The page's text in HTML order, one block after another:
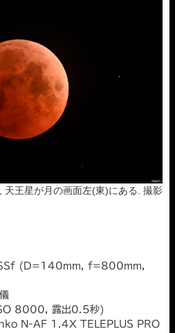
天王星が月の画面左(東)にある. 撮影
(D=140mm, f=800mm,
8000, 露出0.5秒)
N-AF 1.4X TELEPLUS PRO